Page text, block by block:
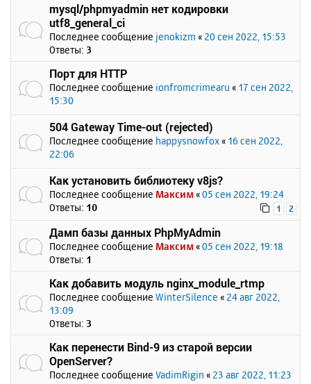
mysql/phpmyadmin нет кодировки
utf8_general_ci
Последнее сообщение jenokizm « 20 сен 2022, 15:53
Ответы: 3
Порт для HTTP
Последнее сообщение ionfromcrimearu « 17 сен 2022,
15:30
504 Gateway Time-out (rejected)
Последнее сообщение happysnowfox « 16 сен 2022,
22:06
Как установить библиотеку v8js?
Последнее сообщение Максим «05 сен 2022, 19:24
Ответы: 10 1 2
Дамп базы данных PhpMyAdmin
Последнее сообщение Максим «05 сен 2022, 19:18
Ответы: 1
Как добавить модуль nginx_module_rtmp
Последнее сообщение WinterSilence « 24 авг 2022,
13:09
Ответы: 3
Как перенести Bind-9 из старой версии
OpenServer?
Последнее сообщение VadimRigin « 23 авг 2022, 11:23